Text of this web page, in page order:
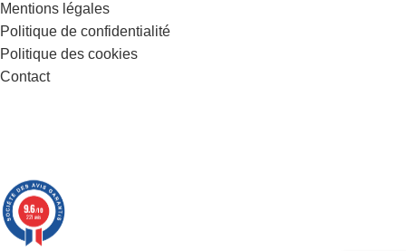
Mentions légales
Politique de confidentialité
Politique des cookies
Contact
9.6/10
221 avis